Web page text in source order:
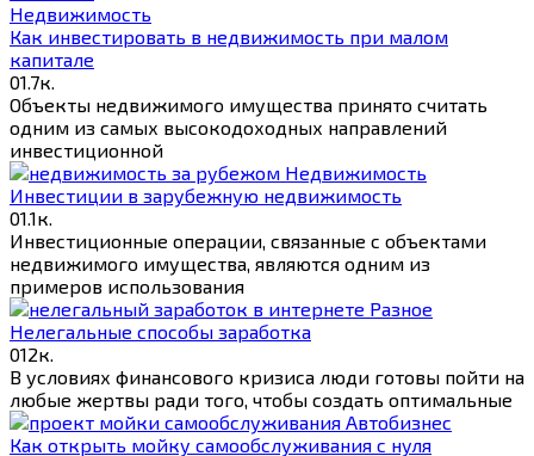
Недвижимость
Как инвестировать в недвижимость при малом
капитале
01.7к.
Объекты недвижимого имущества принято считать
одним из самых высокодоходных направлений
инвестиционной
Недвижимость
Инвестиции в зарубежную недвижимость
01.1к.
Инвестиционные операции, связанные с объектами
недвижимого имущества, являются одним из
примеров использования
Разное
Нелегальные способы заработка
012к.
В условиях финансового кризиса люди готовы пойти на
любые жертвы ради того, чтобы создать оптимальные
Автобизнес
Как открыть мойку самообслуживания с нуля